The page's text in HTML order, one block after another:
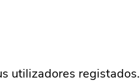
utilizadores registados.